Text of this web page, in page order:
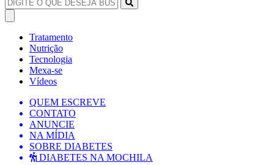
Tratamento
Nutrição
Tecnologia
Mexa-se
Vídeos
QUEM ESCREVE
CONTATO
ANUNCIE
NA MÍDIA
SOBRE DIABETES
DIABETES NA MOCHILA